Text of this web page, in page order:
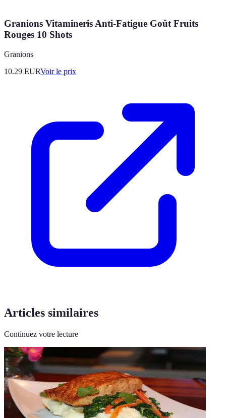
Granions Vitamineris Anti-Fatigue Goût Fruits
Rouges 10 Shots
Granions
10.29 EURVoir le prix
Articles similaires
Continuez votre lecture